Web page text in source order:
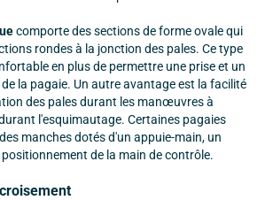
comporte des sections de forme ovale qui
rondes à la jonction des pales. Ce type
en plus de permettre une prise et un
la pagaie. Un autre avantage est la facilité
des pales durant les manœuvres à
l'esquimautage. Certaines pagaies
manches dotés d'un appuie-main, un
de la main de contrôle.